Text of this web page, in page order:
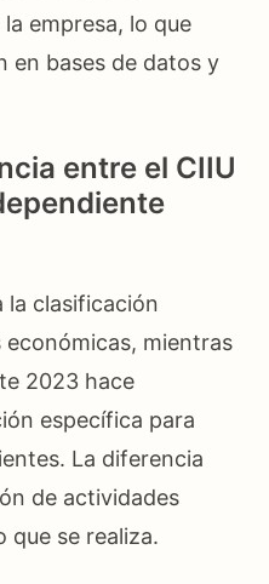
empresa, lo que
en bases de datos y
entre el CIIU
la clasificación
mientras
2023 hace
específica para
La diferencia
de actividades
que se realiza.